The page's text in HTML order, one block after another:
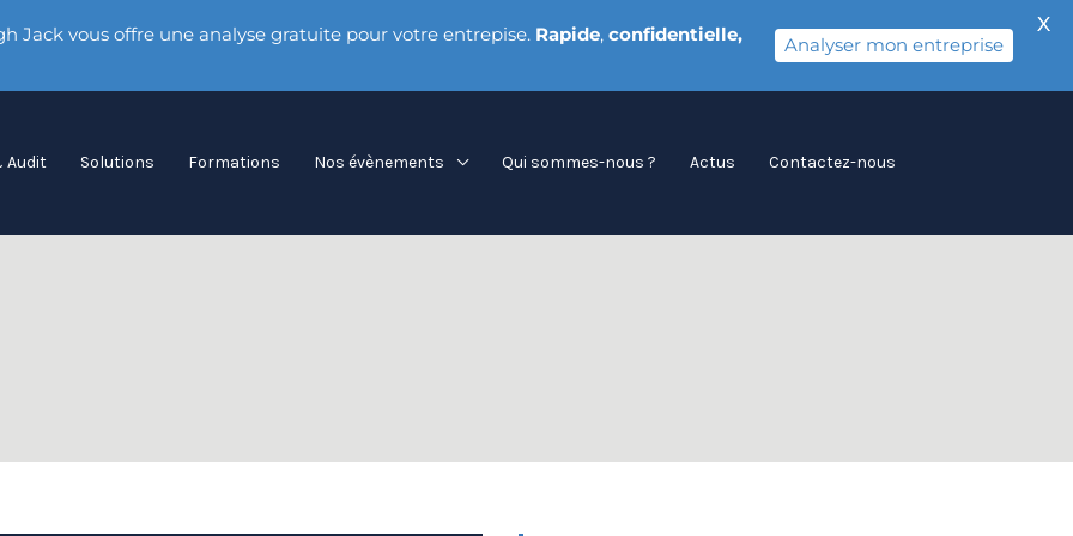
Audit Solutions Formations Nos évènements Qui sommes-nous ? Actus Contactez-nous
Jack vous offre une analyse gratuite pour votre entrepise. Rapide, confidentielle,
Analyser mon entreprise
X